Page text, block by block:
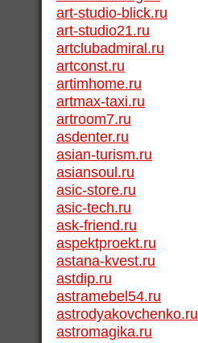
art-studio-blick.ru
art-studio21.ru
artclubadmiral.ru
artconst.ru
artimhome.ru
artmax-taxi.ru
artroom7.ru
asdenter.ru
asian-turism.ru
asiansoul.ru
asic-store.ru
asic-tech.ru
ask-friend.ru
aspektproekt.ru
astana-kvest.ru
astdip.ru
astramebel54.ru
astrodyakovchenko.ru
astromagika.ru